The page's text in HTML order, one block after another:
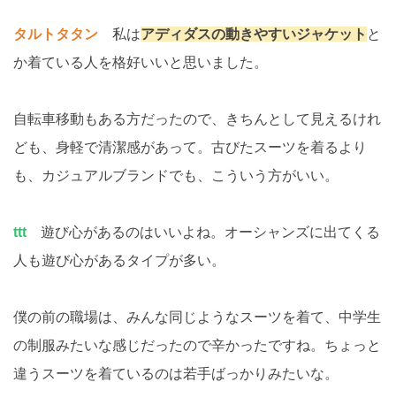
タルトタタン 私はアディダスの動きやすいジャケット と
か着ている人を格好いいと思いました。
自転車移動もある方だったので、きちんとして見えるけれ
ども、身軽で清潔感があって。古びたスーツを着るより
も、カジュアルブランドでも、こういう方がいい。
ttt 遊び心があるのはいいよね。オーシャンズに出てくる
人も遊び心があるタイプが多い。
僕の前の職場は、みんな同じようなスーツを着て、中学生
の制服みたいな感じだったので辛かったですね。ちょっと
違うスーツを着ているのは若手ばっかりみたいな。